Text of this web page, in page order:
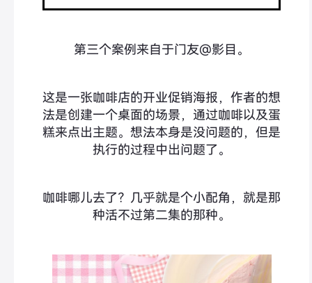
第三个案例来自于门友@影目。
这是一张咖啡店的开业促销海报，作者的想
法是创建一个桌面的场景，通过咖啡以及蛋
糕来点出主题。想法本身是没问题的，但是
执行的过程中出问题了。
咖啡哪儿去了？几乎就是个小配角，就是那
种活不过第二集的那种。